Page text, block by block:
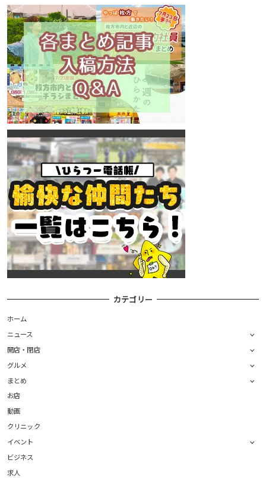
カテゴリー
ホーム
ニュース
開店・閉店
グルメ
まとめ
お店
動画
クリニック
イベント
ビジネス
求人